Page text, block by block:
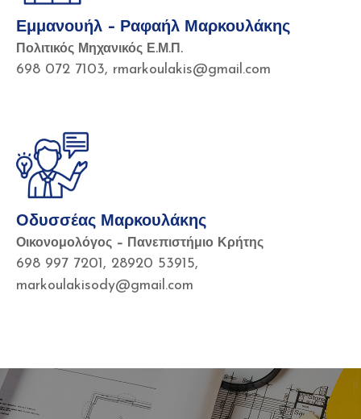
Εμμανουήλ – Ραφαήλ Μαρκουλάκης
Πολιτικός Μηχανικός Ε.Μ.Π.
698 072 7103, rmarkoulakis@gmail.com
Οδυσσέας Μαρκουλάκης
Οικονομολόγος – Πανεπιστήμιο Κρήτης
698 997 7201, 28920 53915,
markoulakisody@gmail.com